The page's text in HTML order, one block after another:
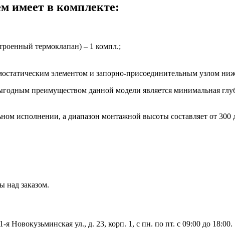
имеет в комплекте:
термоклапан) – 1 компл.;
элементом и запорно-присоединительным узлом
преимуществом данной модели является минимальная
исполнении, а диапазон монтажной высоты составляет от
над заказом.
Новокузьминская ул., д. 23, корп. 1, с пн. по пт. с 09:00 до 18:00.